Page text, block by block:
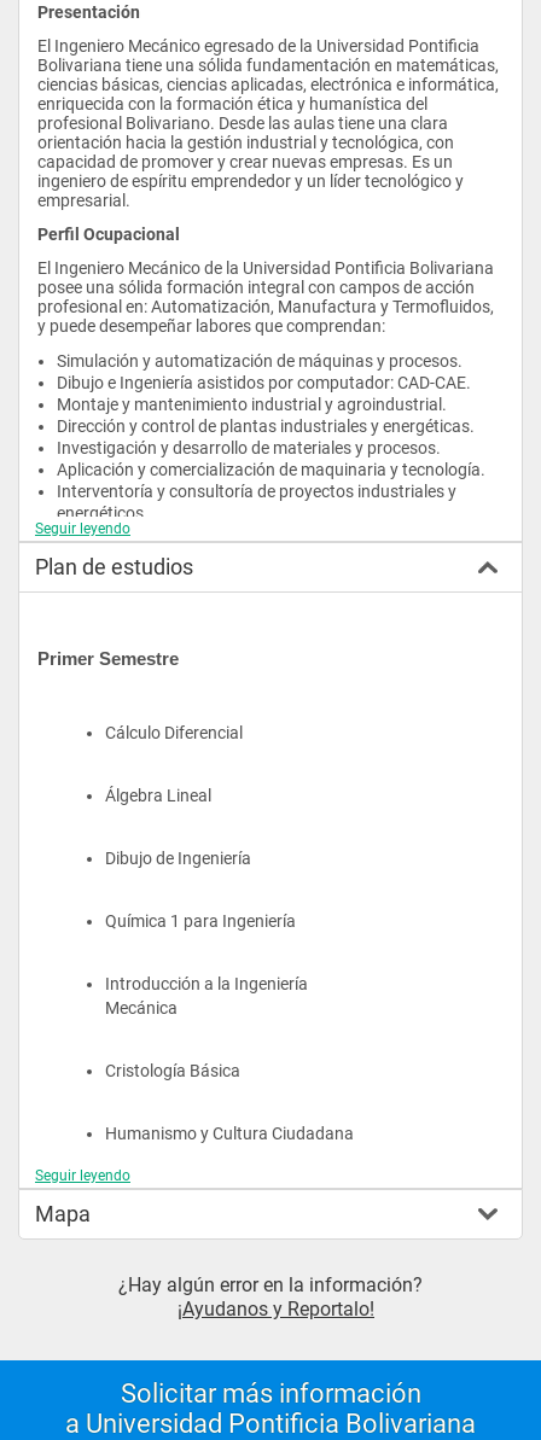
Presentación
El Ingeniero Mecánico egresado de la Universidad Pontificia
Bolivariana tiene una sólida fundamentación en matemáticas,
ciencias básicas, ciencias aplicadas, electrónica e informática,
enriquecida con la formación ética y humanística del
profesional Bolivariano. Desde las aulas tiene una clara
orientación hacia la gestión industrial y tecnológica, con
capacidad de promover y crear nuevas empresas. Es un
ingeniero de espíritu emprendedor y un líder tecnológico y
empresarial.
Perfil Ocupacional
El Ingeniero Mecánico de la Universidad Pontificia Bolivariana
posee una sólida formación integral con campos de acción
profesional en: Automatización, Manufactura y Termofluidos,
y puede desempeñar labores que comprendan:
Simulación y automatización de máquinas y procesos.
Dibujo e Ingeniería asistidos por computador: CAD-CAE.
Montaje y mantenimiento industrial y agroindustrial.
Dirección y control de plantas industriales y energéticas.
Investigación y desarrollo de materiales y procesos.
Aplicación y comercialización de maquinaria y tecnología.
Interventoría y consultoría de proyectos industriales y
energéticos.
Promoción y creación de empresas industriales y
energéticas.
Gestión de proyectos.
Seguir leyendo
Plan de estudios
Primer Semestre
Cálculo Diferencial
Álgebra Lineal
Dibujo de Ingeniería
Química 1 para Ingeniería
Introducción a la Ingeniería
Mecánica
Cristología Básica
Humanismo y Cultura Ciudadana
Segundo Semestre
Dibujo de Máquinas
Ciencia de los Materiales
Seguir leyendo
Mapa
¿Hay algún error en la información?
¡Ayudanos y Reportalo!
Solicitar más información
a Universidad Pontificia Bolivariana